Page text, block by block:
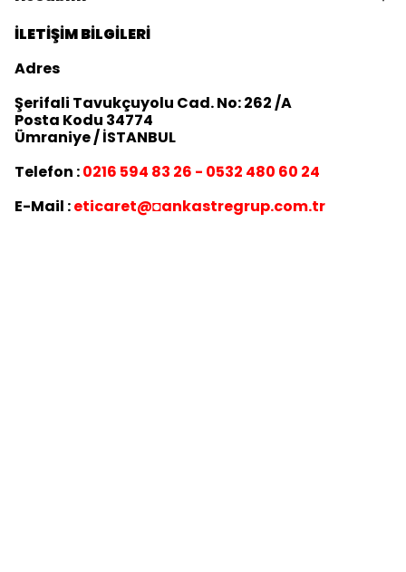
İLETİŞİM BİLGİLERİ
Adres
Şerifali Tavukçuyolu Cad. No: 262 /A
Posta Kodu 34774
Ümraniye / İSTANBUL
Telefon :0216 594 83 26 - 0532 480 60 24
E-Mail :eticaret@◘ankastregrup.com.tr